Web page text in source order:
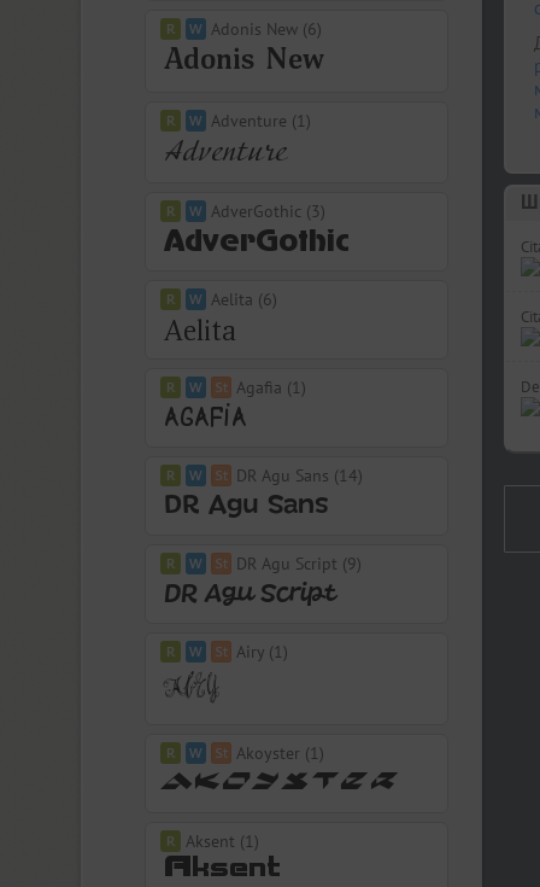
Adonis New (6)
Adventure (1)
AdverGothic (3)
Aelita (6)
Agafia (1)
DR Agu Sans (14)
DR Agu Script (9)
Airy (1)
Akoyster (1)
Aksent (1)